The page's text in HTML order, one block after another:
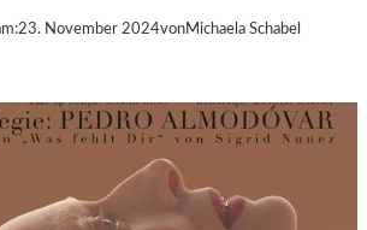
23. November 2024vonMichaela Schabel